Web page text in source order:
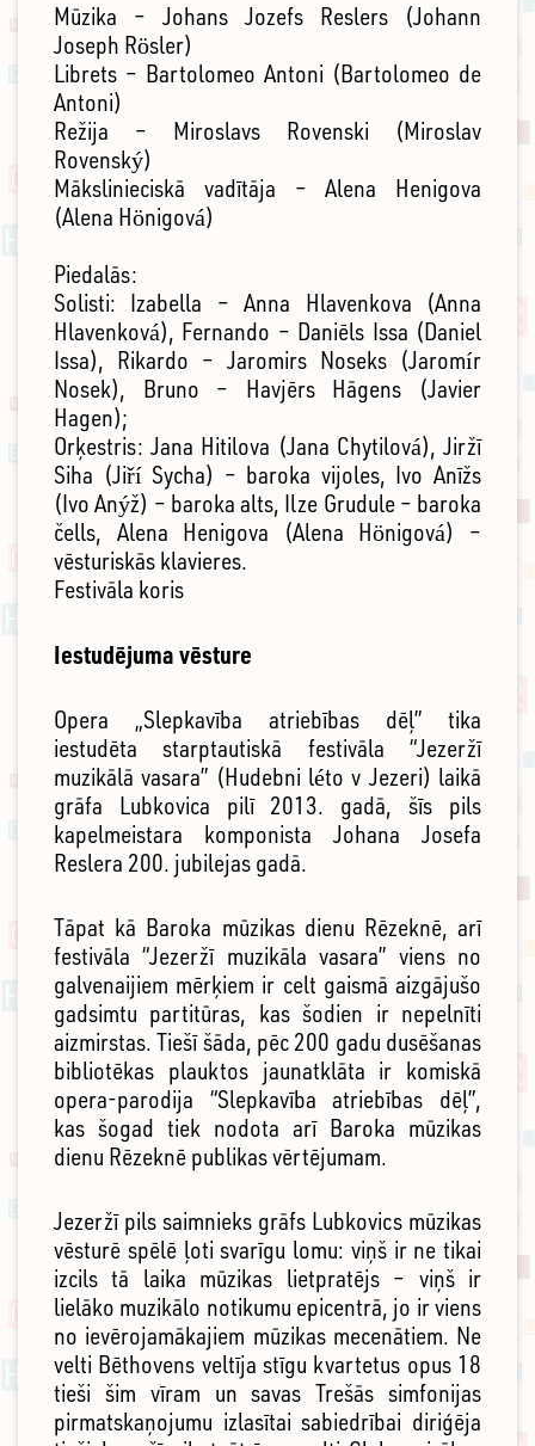
Mūzika – Johans Jozefs Reslers (Johann
Joseph Rösler)
Librets – Bartolomeo Antoni (Bartolomeo de
Antoni)
Režija – Miroslavs Rovenski (Miroslav
Rovenský)
Mākslinieciskā vadītāja – Alena Henigova
(Alena Hönigová)
Piedalās:
Solisti: Izabella – Anna Hlavenkova (Anna
Hlavenková), Fernando – Daniēls Issa (Daniel
Issa), Rikardo – Jaromirs Noseks (Jaromír
Nosek), Bruno – Havjērs Hāgens (Javier
Hagen);
Orķestris: Jana Hitilova (Jana Chytilová), Jiržī
Siha (Jiří Sycha) – baroka vijoles, Ivo Anīžs
(Ivo Anýž) – baroka alts, Ilze Grudule – baroka
čells, Alena Henigova (Alena Hönigová) –
vēsturiskās klavieres.
Festivāla koris
Iestudējuma vēsture
Opera „Slepkavība atriebības dēļ” tika
iestudēta starptautiskā festivāla “Jezeržī
muzikālā vasara” (Hudebni léto v Jezeri) laikā
grāfa Lubkovica pilī 2013. gadā, šīs pils
kapelmeistara komponista Johana Josefa
Reslera 200. jubilejas gadā.
Tāpat kā Baroka mūzikas dienu Rēzeknē, arī
festivāla “Jezeržī muzikāla vasara” viens no
galvenaijiem mērķiem ir celt gaismā aizgājušo
gadsimtu partitūras, kas šodien ir nepelnīti
aizmirstas. Tiešī šāda, pēc 200 gadu dusēšanas
bibliotēkas plauktos jaunatklāta ir komiskā
opera-parodija “Slepkavība atriebības dēļ”,
kas šogad tiek nodota arī Baroka mūzikas
dienu Rēzeknē publikas vērtējumam.
Jezeržī pils saimnieks grāfs Lubkovics mūzikas
vēsturē spēlē ļoti svarīgu lomu: viņš ir ne tikai
izcils tā laika mūzikas lietpratējs – viņš ir
lielāko muzikālo notikumu epicentrā, jo ir viens
no ievērojamākajiem mūzikas mecenātiem. Ne
velti Bēthovens veltīja stīgu kvartetus opus 18
tieši šim vīram un savas Trešās simfonijas
pirmatskaņojumu izlasītai sabiedrībai diriģēja